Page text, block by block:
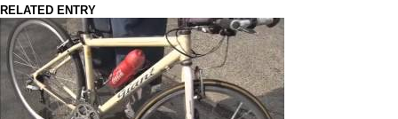
RELATED ENTRY